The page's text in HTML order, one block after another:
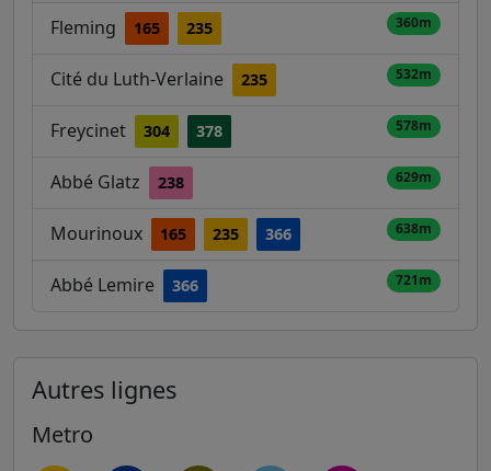
Fleming 165 235 360m
Cité du Luth-Verlaine 235 532m
Freycinet 304 378 578m
Abbé Glatz 238 629m
Mourinoux 165 235 366 638m
Abbé Lemire 366 721m
Autres lignes
Metro